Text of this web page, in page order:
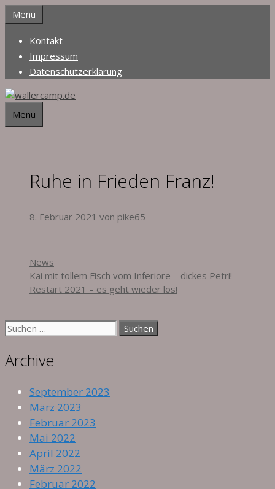
Zum
Inhalt
springen
Menu
Kontakt
Impressum
Datenschutzerklärung
Menü
Ruhe in Frieden Franz!
8. Februar 2021 von pike65
Kategorien
News
Kai mit tollem Fisch vom Inferiore – dickes Petri!
Restart 2021 – es geht wieder los!
Suche
Archive
September 2023
März 2023
Februar 2023
Mai 2022
April 2022
März 2022
Februar 2022